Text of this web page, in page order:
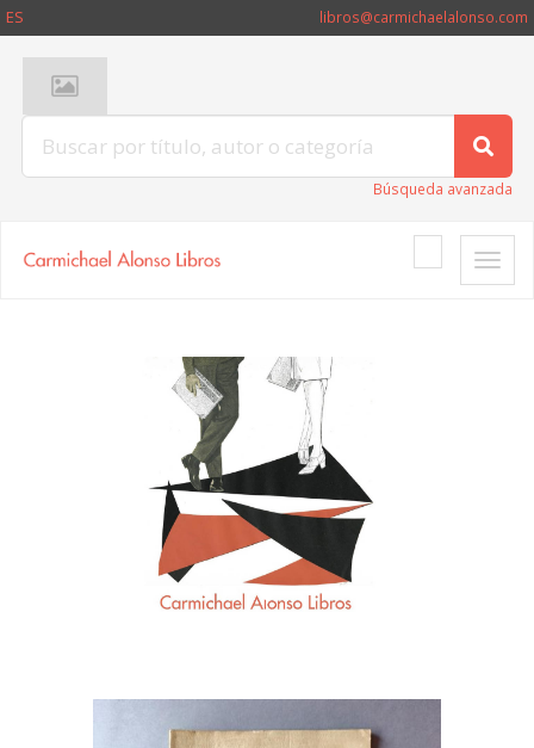
ES libros@carmichaelalonso.com
Búsqueda avanzada
Toggle